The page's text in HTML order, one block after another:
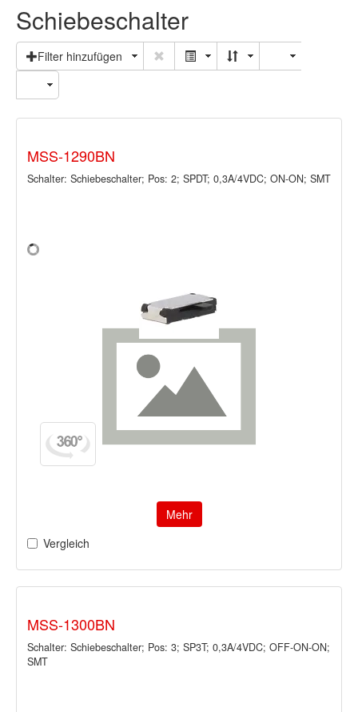
Schiebeschalter
Filter hinzufügen
MSS-1290BN
Schalter: Schiebeschalter; Pos: 2; SPDT; 0,3A/4VDC; ON-ON; SMT
Mehr
Vergleich
MSS-1300BN
Schalter: Schiebeschalter; Pos: 3; SP3T; 0,3A/4VDC; OFF-ON-ON;
SMT